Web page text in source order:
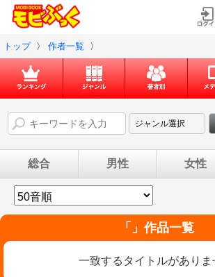
トップ 〉 作者一覧 〉
総合 男性 女性
「」作品一覧
一致するタイトルがありま